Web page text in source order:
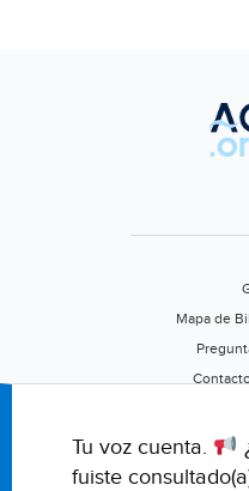
Mapa de
Tu voz cuenta.
fuiste